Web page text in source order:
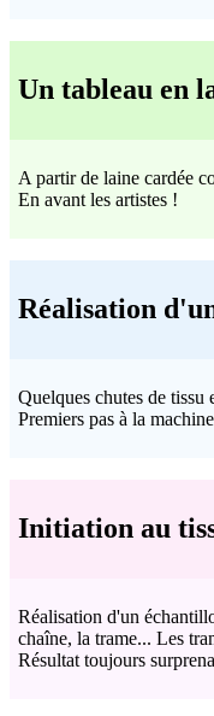
Un tableau en
A partir de laine cardée
En avant les artistes !
Réalisation
Quelques chutes de
Premiers pas à la
Initiation au
Réalisation d'un
chaîne, la trame... Les
Résultat toujours